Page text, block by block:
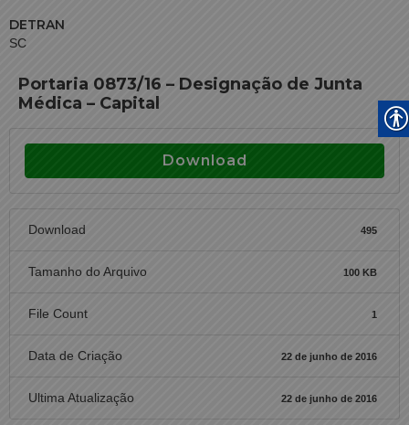
DETRAN
SC
Portaria 0873/16 – Designação de Junta
Médica – Capital
Download
Download 495
Tamanho do Arquivo 100 KB
File Count 1
Data de Criação 22 de junho de 2016
Ultima Atualização 22 de junho de 2016